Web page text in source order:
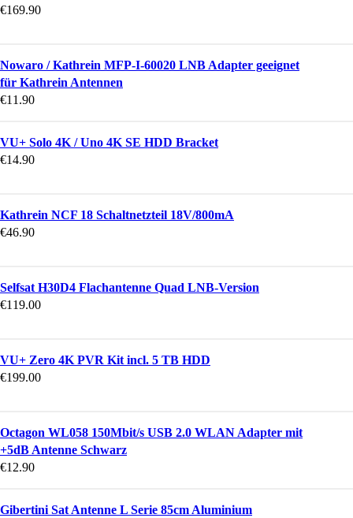
€169.90
Nowaro / Kathrein MFP-I-60020 LNB Adapter geeignet
für Kathrein Antennen
€11.90
VU+ Solo 4K / Uno 4K SE HDD Bracket
€14.90
Kathrein NCF 18 Schaltnetzteil 18V/800mA
€46.90
Selfsat H30D4 Flachantenne Quad LNB-Version
€119.00
VU+ Zero 4K PVR Kit incl. 5 TB HDD
€199.00
Octagon WL058 150Mbit/s USB 2.0 WLAN Adapter mit
+5dB Antenne Schwarz
€12.90
Gibertini Sat Antenne L Serie 85cm Aluminium